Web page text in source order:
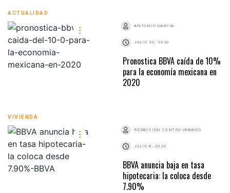
ACTUALIDAD
ANTONIO GARCÍA
JULIO 20, 2020
Pronostica BBVA caída de 10%
para la economía mexicana en
2020
VIVIENDA
REDACCIÓN CENTRO URBANO
JULIO 8, 2020
BBVA anuncia baja en tasa
hipotecaria: la coloca desde
7.90%